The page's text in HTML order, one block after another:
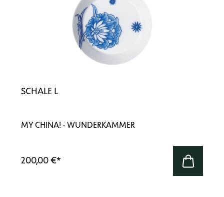
SCHALE L
MY CHINA! · WUNDERKAMMER
200,00 €*